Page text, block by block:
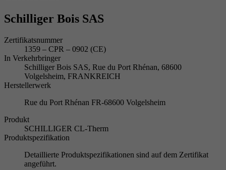
Schilliger Bois SAS
Zertifikatsnummer
1359 – CPR – 0902 (CE)
In Verkehrbringer
Schilliger Bois SAS, Rue du Port Rhénan, 68600
Volgelsheim, FRANKREICH
Herstellerwerk
Rue du Port Rhénan FR-68600 Volgelsheim
Produkt
SCHILLIGER CL-Therm
Produktspezifikation
Detaillierte Produktspezifikationen sind auf dem Zertifikat
angeführt.